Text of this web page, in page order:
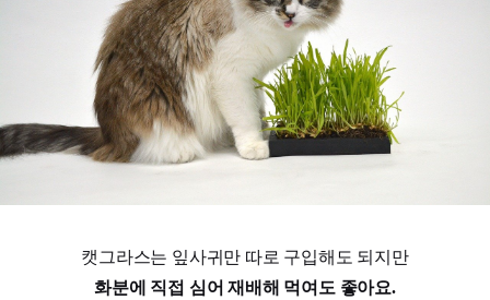
캣그라스는 잎사귀만 따로 구입해도 되지만
화분에 직접 심어 재배해 먹여도 좋아요.